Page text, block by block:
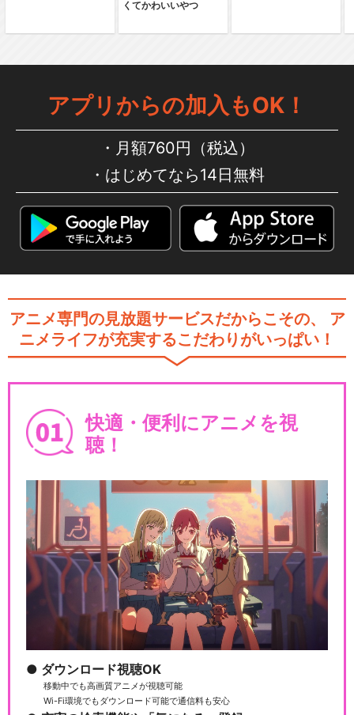
くてかわいいやつ
アプリからの加入もOK！
月額760円（税込）
はじめてなら14日無料
アニメ専門の見放題サービスだからこその、
ア
ニメライフが充実するこだわりがいっぱい！
快適・便利にアニメを視
聴！
ダウンロード視聴OK
移動中でも高画質アニメが視聴可能
Wi-Fi環境でもダウンロード可能で通信料も安心